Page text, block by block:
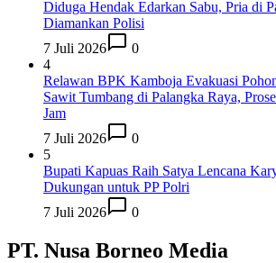
Diduga Hendak Edarkan Sabu, Pria di
Diamankan Polisi
7 Juli 2026
0
4
Relawan BPK Kamboja Evakuasi
Sawit Tumbang di Palangka Raya,
Jam
7 Juli 2026
0
5
Bupati Kapuas Raih Satya Lencana
Dukungan untuk PP Polri
7 Juli 2026
0
PT. Nusa Borneo Media